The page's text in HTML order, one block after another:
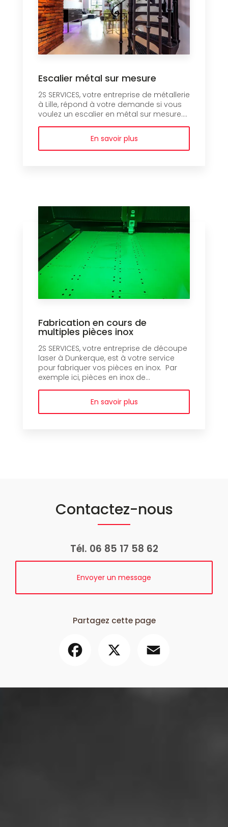
Escalier métal sur mesure
2S SERVICES, votre entreprise de métallerie
à Lille, répond à votre demande si vous
voulez un escalier en métal sur mesure....
En savoir plus
Fabrication en cours de
multiples pièces inox
2S SERVICES, votre entreprise de découpe
laser à Dunkerque, est à votre service
pour fabriquer vos pièces en inox. Par
exemple ici, pièces en inox de...
En savoir plus
Contactez-nous
Tél. 06 85 17 58 62
Envoyer un message
Partagez cette page